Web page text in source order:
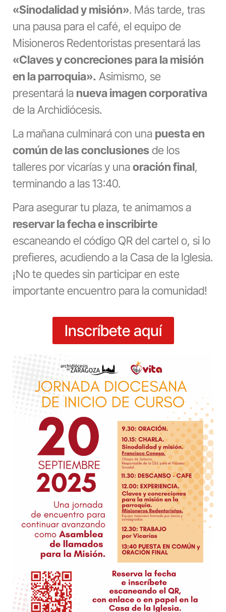
«Sinodalidad y misión». Más tarde, tras
una pausa para el café, el equipo de
Misioneros Redentoristas presentará las
«Claves y concreciones para la misión
en la parroquia». Asimismo, se
presentará la nueva imagen corporativa
de la Archidiócesis.
La mañana culminará con una puesta en
común de las conclusiones de los
talleres por vicarías y unaoración final,
terminando a las 13:40.
Para asegurar tu plaza, te animamos a
reservar la fecha e inscribirte
escaneando el código QR del cartel o, si lo
prefieres, acudiendo a la Casa de la Iglesia.
¡No te quedes sin participar en este
importante encuentro para la comunidad!
Inscríbete aquí